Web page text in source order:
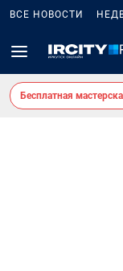
ВСЕ НОВОСТИ
Бесплатная